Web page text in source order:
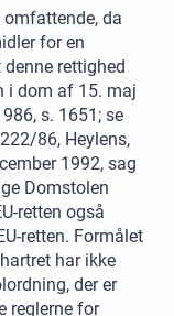
omfattende, da
for en
rettighed
i dom af 15. maj
s. 1651; se
86, Heylens,
1992, sag
Domstolen
retten også
retten. Formålet
har ikke
der er
reglerne for